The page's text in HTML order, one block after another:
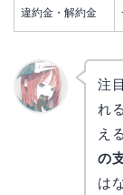
違約金・解約金
注
れ
え
の
は